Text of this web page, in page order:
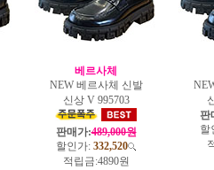
베르사체
NEW 베르사체 신발
신상 V 995703
판매가:489,000원
할인가: 332,520
적립금:4890원
판
할